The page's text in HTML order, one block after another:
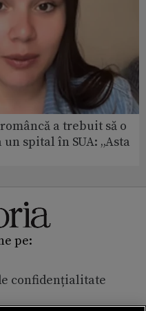
a trebuit să o
spital în SUA: „Asta
pe:
confidențialitate